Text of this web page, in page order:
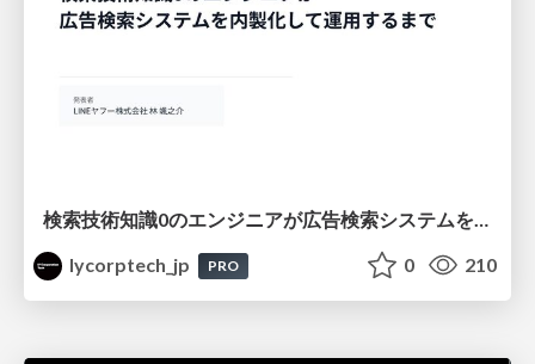
検索技術知識0のエンジニアが広告検索システムを内製化して運用するまで
lycorptech_jp
PRO 0 210